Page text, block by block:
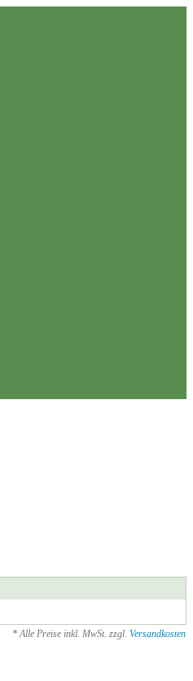
* Alle Preise inkl. MwSt. zzgl. Versandkosten